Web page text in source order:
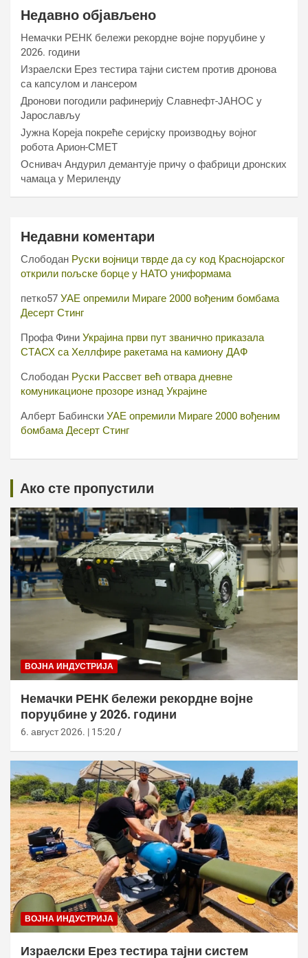
Недавно објављено
Немачки РЕНК бележи рекордне војне поруџбине у
2026. години
Израелски Ерез тестира тајни систем против дронова
са капсулом и лансером
Дронови погодили рафинерију Славнефт-ЈАНОС у
Јарослављу
Јужна Кореја покреће серијску производњу војног
робота Арион-СМЕТ
Оснивач Андурил демантује причу о фабрици дронских
чамаца у Мериленду
Недавни коментари
Слободан Руски војници тврде да су код Краснојарског
открили пољске борце у НАТО униформама
петко57 УАЕ опремили Мираге 2000 вођеним бомбама
Десерт Стинг
Профа Фини Украјина први пут званично приказала
СТАСХ са Хеллфире ракетама на камиону ДАФ
Слободан Руски Рассвет већ отвара дневне
комуникационе прозоре изнад Украјине
Алберт Бабински УАЕ опремили Мираге 2000 вођеним
бомбама Десерт Стинг
Ако сте пропустили
ВОЈНА ИНДУСТРИЈА
Немачки РЕНК бележи рекордне војне
поруџбине у 2026. години
6. август 2026. | 15:20
ВОЈНА ИНДУСТРИЈА
Израелски Ерез тестира тајни систем